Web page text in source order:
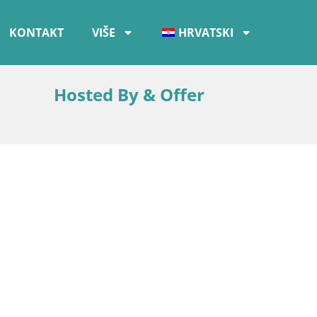
KONTAKT VIŠE HRVATSKI
Hosted By & Offer